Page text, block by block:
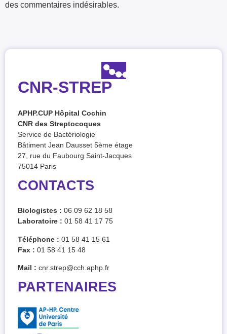
des commentaires indésirables.
CNR-STREP
APHP.CUP Hôpital Cochin
CNR des Streptocoques
Service de Bactériologie
Bâtiment Jean Dausset 5ème étage
27, rue du Faubourg Saint-Jacques
75014 Paris
CONTACTS
Biologistes : 06 09 62 18 58
Laboratoire : 01 58 41 17 75
Téléphone : 01 58 41 15 61
Fax : 01 58 41 15 48
Mail : cnr.strep@cch.aphp.fr
PARTENAIRES